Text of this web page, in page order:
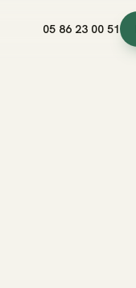
05 86 23 00 51